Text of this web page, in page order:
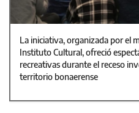
La iniciativa, organizada por el
Instituto Cultural, ofreció
recreativas durante el receso
territorio bonaerense